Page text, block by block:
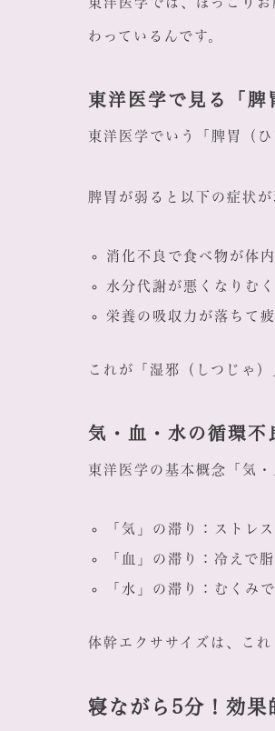
わっているんです。
東洋医学で見る「脾
東洋医学でいう「脾胃（
脾胃が弱ると以下の症状が
消化不良で食べ物が体
水分代謝が悪くなりむ
栄養の吸収力が落ちて
これが「湿邪（しつじゃ
気・血・水の循環不
東洋医学の基本概念「気
「気」の滞り：ストレ
「血」の滞り：冷えで
「水」の滞り：むくみ
体幹エクササイズは、こ
寝ながら5分！効果